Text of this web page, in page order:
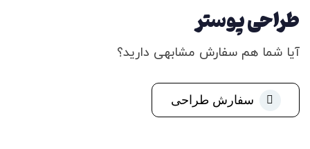
طراحی پوستر
آیا شما هم سفارش مشابهی دارید؟
سفارش طراحی